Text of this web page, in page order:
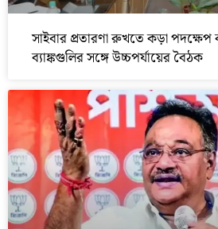
সাইবার প্রতারণা রুখতে কড়া
ব্যাঙ্কগুলির সঙ্গে উচ্চপর্যায়ের বৈঠক